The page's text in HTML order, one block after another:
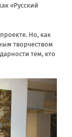
«Русский
Но, как
творчеством
тем, кто